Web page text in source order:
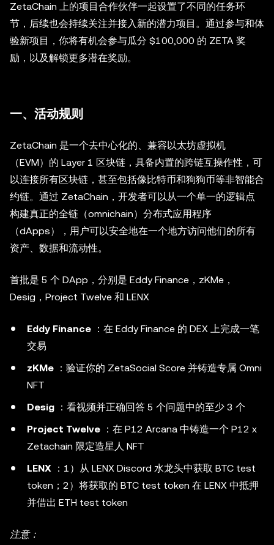
ZetaChain 上的项目合作伙伴一起设置了不同的任务环
节，后续也会持续关注并接入新的潜力项目。通过参与和体
验新项目，你将有机会参与瓜分 $100,000 的 ZETA 奖
励，以及解锁更多潜在奖励。
一、活动规则
ZetaChain 是一个去中心化的、兼容以太坊虚拟机
（EVM）的 Layer 1 区块链，具备内置的跨链互操作性，可
以连接所有区块链，甚至包括像比特币和狗狗币等非智能合
约链。通过 ZetaChain，开发者可以从一个单一的逻辑点
构建真正的全链（omnichain）分布式应用程序
（dApps），用户可以安全地在一个地方访问他们的所有
资产、数据和流动性。
首批是 5 个 DApp，分别是 Eddy Finance，zKMe，
Desig，Project Twelve 和 LENX
Eddy Finance ：在 Eddy Finance 的 DEX 上完成一笔
交易
zKMe ：验证你的 ZetaSocial Score 并铸造专属 Omni
NFT
Desig ：看视频并正确回答 5 个问题中的至少 3 个
Project Twelve ：在 P12 Arcana 中铸造一个 P12 x
Zetachain 限定造星人 NFT
LENX ：1）从 LENX Discord 水龙头中获取 BTC test
token；2）将获取的 BTC test token 在 LENX 中抵押
并借出 ETH test token
注意：